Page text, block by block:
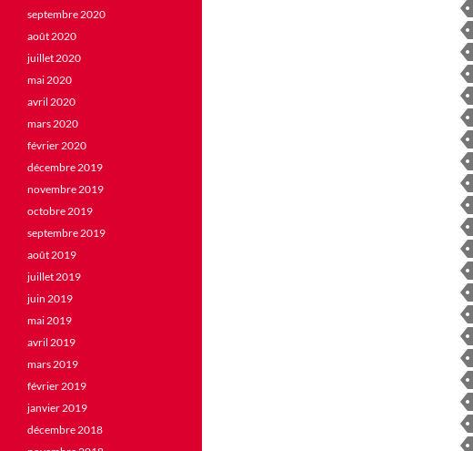
septembre 2020
août 2020
juillet 2020
mai 2020
avril 2020
mars 2020
février 2020
décembre 2019
novembre 2019
octobre 2019
septembre 2019
août 2019
juillet 2019
juin 2019
mai 2019
avril 2019
mars 2019
février 2019
janvier 2019
décembre 2018